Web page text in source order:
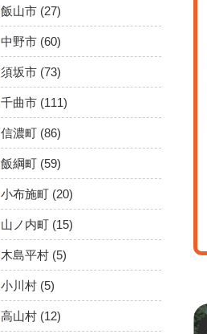
飯山市 (27)
中野市 (60)
須坂市 (73)
千曲市 (111)
信濃町 (86)
飯綱町 (59)
小布施町 (20)
山ノ内町 (15)
木島平村 (5)
小川村 (5)
高山村 (12)